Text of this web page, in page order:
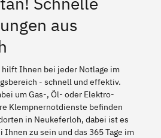
aus
hilft Ihnen bei jeder Notlage im
- schnell und effektiv.
um Gas-, Öl- oder Elektro-
Klempnernotdienste befinden
in Neukeferloh, dabei ist es
zu sein und das 365 Tage im